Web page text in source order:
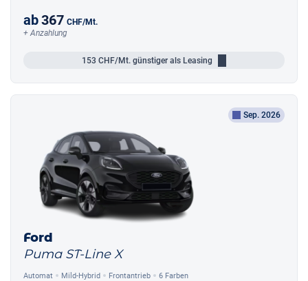
ab367 CHF/Mt.
+ Anzahlung
153 CHF/Mt. günstiger als Leasing
Sep. 2026
Ford
Puma ST-Line X
Automat Mild-Hybrid Frontantrieb 6 Farben